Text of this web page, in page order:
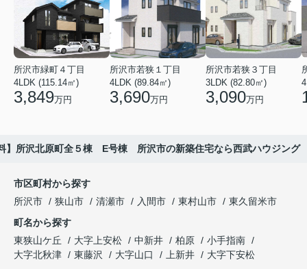
所沢市緑町４丁目
4LDK (115.14㎡)
3,849万円
所沢市若狭１丁目
4LDK (89.84㎡)
3,690万円
所沢市若狭３丁目
3LDK (82.80㎡)
3,090万円
】所沢北原町全５棟 E号棟 所沢市の新築住宅なら西武ハウジング
市区町村から探す
所沢市
狭山市 清瀬市 入間市 東村山市
東久留米市
町名から探す
東狭山ケ丘
大字上安松 中新井 柏原
小手指南
大字北秋津
東藤沢 大字山口 上新井
大字下安松